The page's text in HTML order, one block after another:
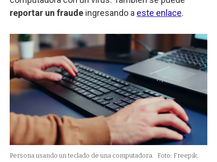
reportar un fraude ingresando a este enlace.
Persona usando un teclado de una computadora. Foto: Freepik.